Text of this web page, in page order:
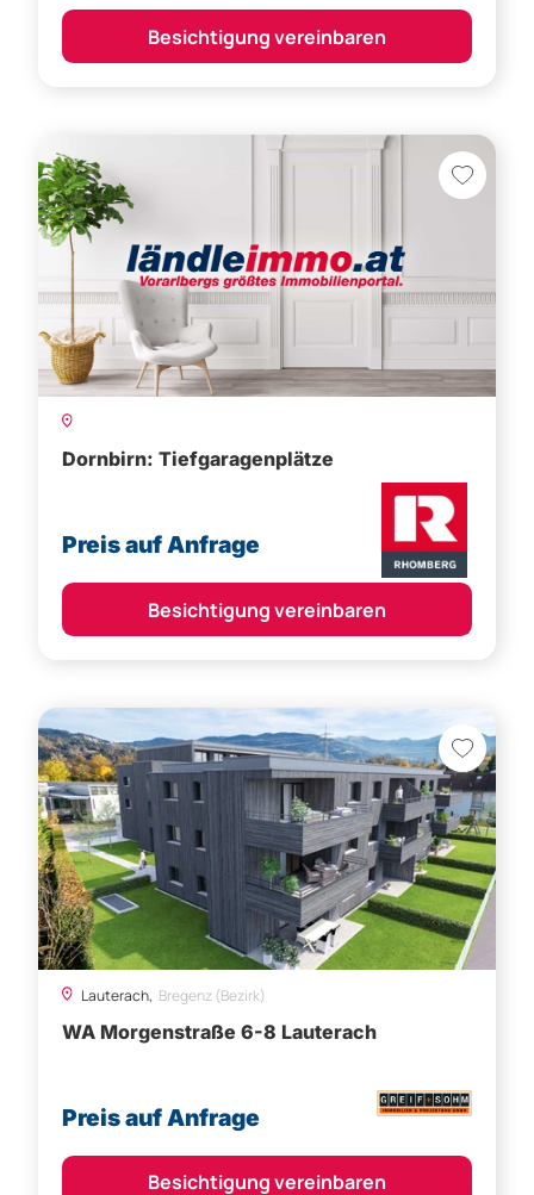
Besichtigung vereinbaren
Dornbirn: Tiefgaragenplätze
Preis auf Anfrage
Besichtigung vereinbaren
Lauterach, Bregenz (Bezirk)
WA Morgenstraße 6-8 Lauterach
Preis auf Anfrage
Besichtigung vereinbaren